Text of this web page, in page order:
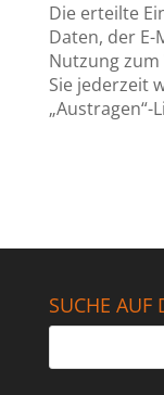
Die erteilte
Daten, der E-
Nutzung
Sie jederzeit
„Austragen“-
SUCHE AUF